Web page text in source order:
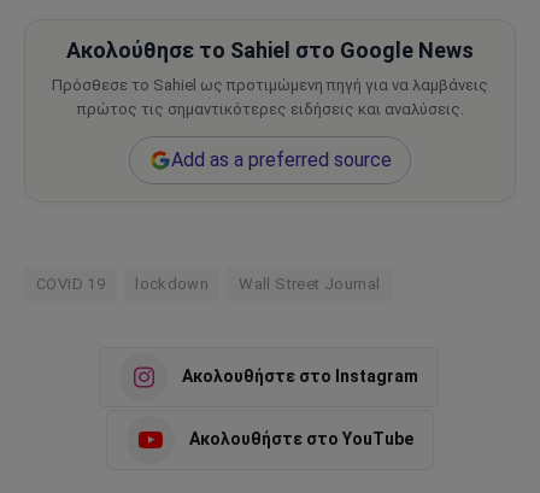
Ακολούθησε το Sahiel στο Google News
Πρόσθεσε το Sahiel ως προτιμώμενη πηγή για να λαμβάνεις
πρώτος τις σημαντικότερες ειδήσεις και αναλύσεις.
Add as a preferred source
COVID 19 lockdown Wall Street Journal
Ακολουθήστε στο Instagram
Ακολουθήστε στο YouTube